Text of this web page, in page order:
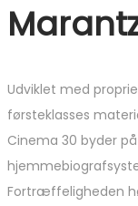
Udviklet med
førsteklasses
Cinema 30 byder på
Fortræffeligheden